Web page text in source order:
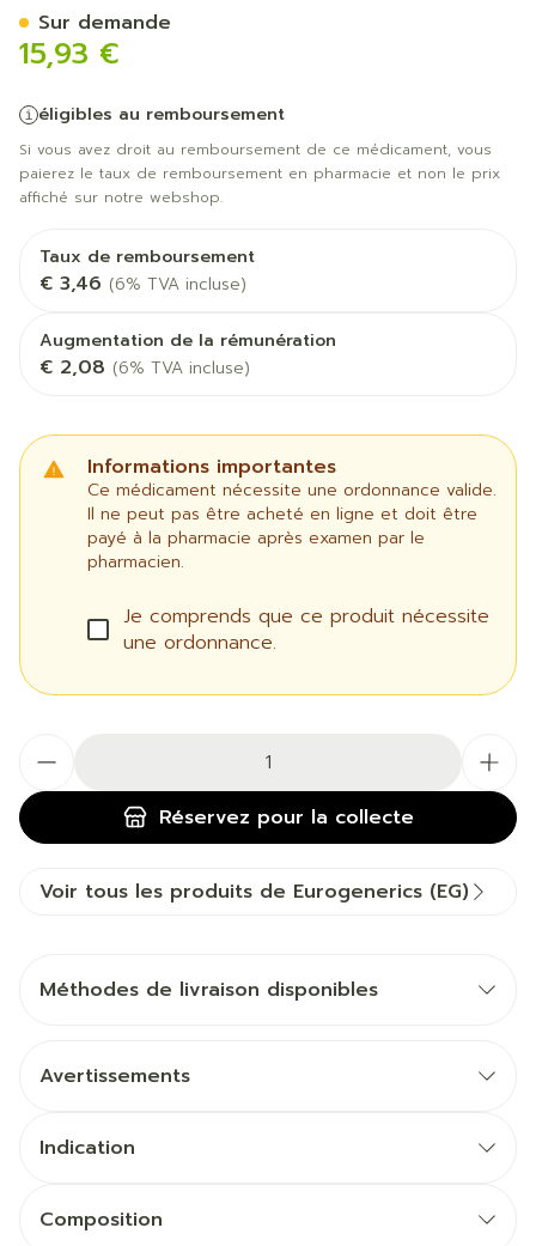
15,93 €
éligibles au remboursement
Si vous avez droit au remboursement de ce médicament, vous
paierez le taux de remboursement en pharmacie et non le prix
affiché sur notre webshop.
Taux de remboursement
€ 3,46 (6% TVA incluse)
Augmentation de la rémunération
€ 2,08 (6% TVA incluse)
Informations importantes
Ce médicament nécessite une ordonnance valide.
Il ne peut pas être acheté en ligne et doit être
payé à la pharmacie après examen par le
pharmacien.
Je comprends que ce produit nécessite
une ordonnance.
Réservez pour la collecte
Sur demande
Voir tous les produits de Eurogenerics (EG)
Méthodes de livraison disponibles
Avertissements
Indication
Composition